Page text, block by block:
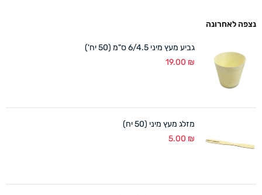
נצפה לאחרונה
גביע מעץ מיני 6/4.5 ס"מ (50 יח')
19.00 ₪
מזלג מעץ מיני (50 יח)
5.00 ₪